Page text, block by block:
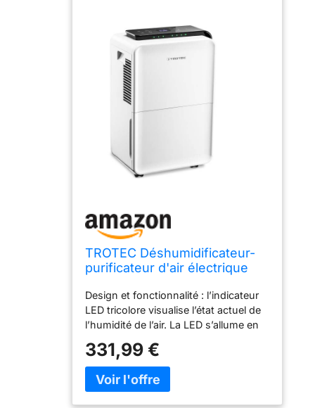
TROTEC Déshumidificateur-
purificateur d'air électrique
Design et fonctionnalité : l’indicateur
LED tricolore visualise l’état actuel de
l’humidité de l’air. La LED s’allume en
en-dessous de 50 %. Le vert indique
qu’elle se trouve dans la zone idéale,
entre 50 et 70 %. Rouge signale le
331,99 €